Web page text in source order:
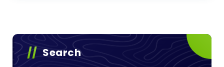
Search